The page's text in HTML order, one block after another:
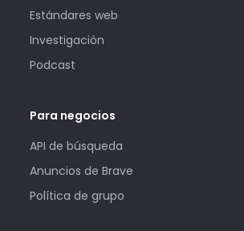
Estándares web
Investigación
Podcast
Para negocios
API de búsqueda
Anuncios de Brave
Política de grupo